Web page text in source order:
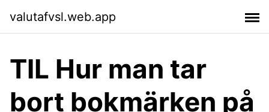
valutafvsl.web.app
TIL Hur man tar
bort bokmärken på